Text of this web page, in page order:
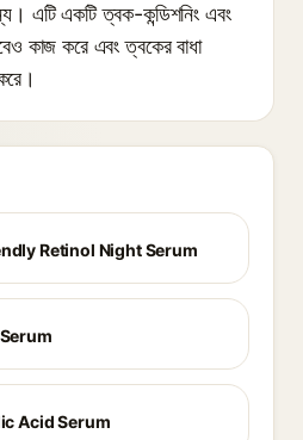
এটি একটি ত্বক-কন্ডিশনিং এবং
কাজ করে এবং ত্বকের বাধা
Retinol Night Serum
Acid Serum